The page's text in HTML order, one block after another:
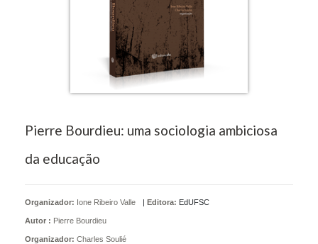
Pierre Bourdieu: uma sociologia ambiciosa
da educação
Organizador: Ione Ribeiro Valle
Autor : Pierre Bourdieu
Organizador: Charles Soulié
| Editora: EdUFSC